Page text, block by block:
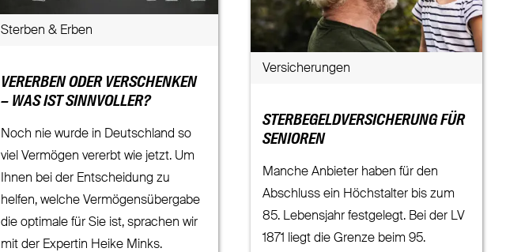
Sterben & Erben
VERERBEN ODER VERSCHENKEN
– WAS IST SINNVOLLER?
Noch nie wurde in Deutschland so
viel Vermögen vererbt wie jetzt. Um
Ihnen bei der Entscheidung zu
helfen, welche Vermögensübergabe
die optimale für Sie ist, sprachen wir
mit der Expertin Heike Minks.
Versicherungen
STERBEGELDVERSICHERUNG FÜR
SENIOREN
Manche Anbieter haben für den
Abschluss ein Höchstalter bis zum
85. Lebensjahr festgelegt. Bei der LV
1871 liegt die Grenze beim 95.